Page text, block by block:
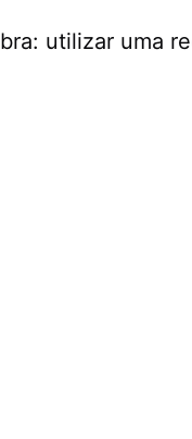
utilizar uma